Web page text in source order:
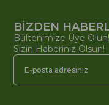
BİZDEN
Bültenimize Üye
Sizin Haberiniz Olsun!